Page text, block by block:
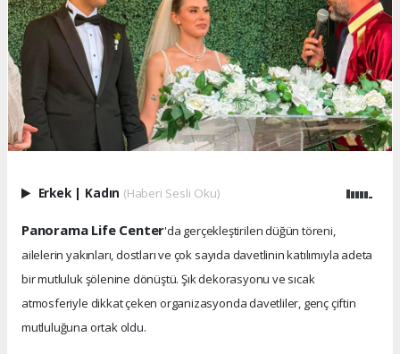
Erkek | Kadın (Haberi Sesli Oku)
Panorama Life Center'da gerçekleştirilen düğün töreni,
ailelerin yakınları, dostları ve çok sayıda davetlinin katılımıyla adeta
bir mutluluk şölenine dönüştü. Şık dekorasyonu ve sıcak
atmosferiyle dikkat çeken organizasyonda davetliler, genç çiftin
mutluluğuna ortak oldu.